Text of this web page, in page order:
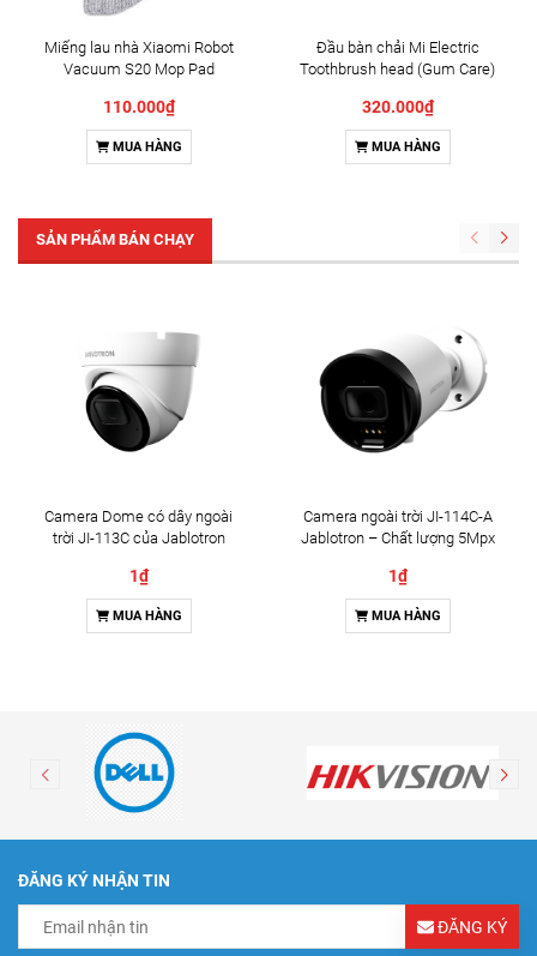
Miếng lau nhà Xiaomi Robot
Vacuum S20 Mop Pad
110.000₫
MUA HÀNG
Đầu bàn chải Mi Electric
Toothbrush head (Gum Care)
320.000₫
MUA HÀNG
SẢN PHẨM BÁN CHẠY
Camera Dome có dây ngoài
trời JI-113C của Jablotron
1₫
MUA HÀNG
Camera ngoài trời JI-114C-A
Jablotron – Chất lượng 5Mpx
1₫
MUA HÀNG
ĐĂNG KÝ NHẬN TIN
ĐĂNG KÝ